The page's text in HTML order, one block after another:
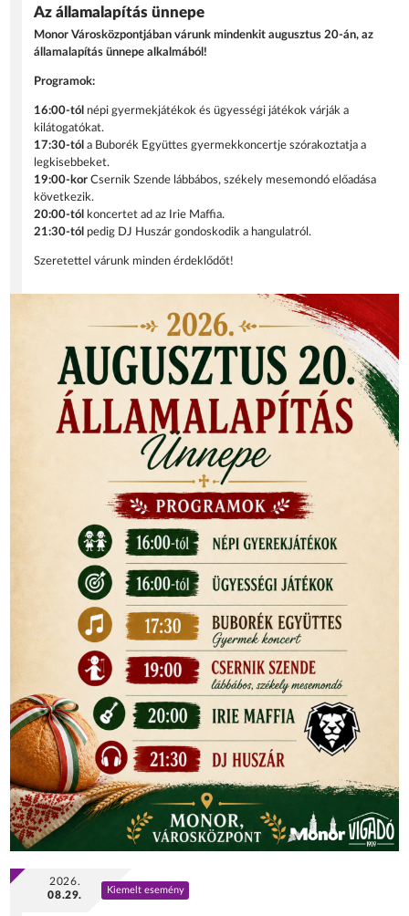
Az államalapítás ünnepe
Monor Városközpontjában várunk mindenkit augusztus 20-án, az
államalapítás ünnepe alkalmából!
Programok:
16:00-tól népi gyermekjátékok és ügyességi játékok várják a
kilátogatókat.
17:30-tól a Buborék Együttes gyermekkoncertje szórakoztatja a
legkisebbeket.
19:00-korCsernik Szende lábbábos, székely mesemondó előadása
következik.
20:00-tól
koncertet ad az Irie Maffia.
21:30-tól pedig DJ Huszár gondoskodik a hangulatról.
Szeretettel várunk minden érdeklődőt!
2026.
08.29.
Kiemelt esemény